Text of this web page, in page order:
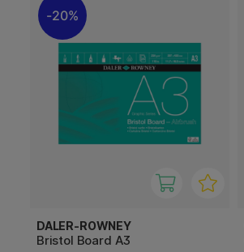
20%
DALER-ROWNEY
Bristol Board A3